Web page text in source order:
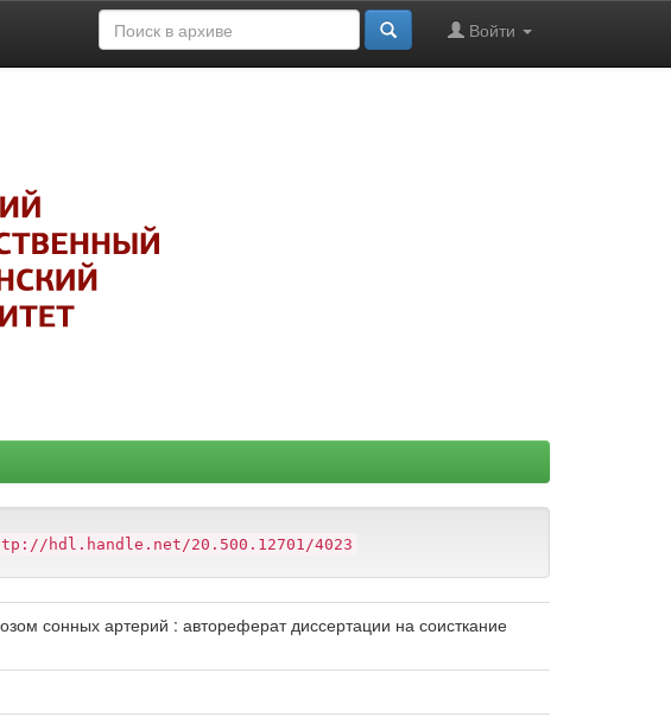
Войти
hdl.handle.net/20.500.12701/4023
сонных артерий : автореферат диссертации на соисткание